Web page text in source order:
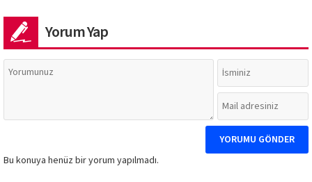
Yorum Yap
Bu konuya henüz bir yorum yapılmadı.